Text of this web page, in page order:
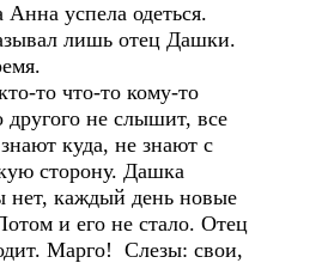
Анна успела одеться.
лишь отец Дашки.
то что-то кому-то
другого не слышит, все
куда, не знают с
сторону. Дашка
нет, каждый день новые
и его не стало. Отец
Марго! Слезы: свои,